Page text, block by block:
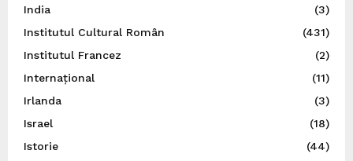
India
(3)
Institutul Cultural Român
(431)
Institutul Francez
(2)
Internațional
(11)
Irlanda
(3)
Israel
(18)
Istorie
(44)